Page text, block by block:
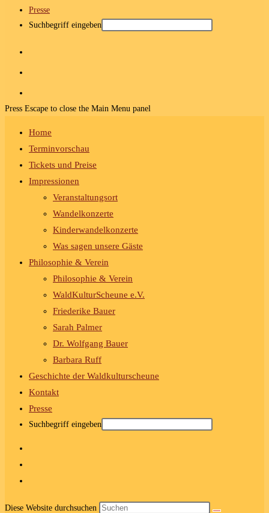
Presse
Suchbegriff eingeben
Press Escape to close the Main Menu panel
Home
Terminvorschau
Tickets und Preise
Impressionen
Veranstaltungsort
Wandelkonzerte
Kinderwandelkonzerte
Was sagen unsere Gäste
Philosophie & Verein
Philosophie & Verein
WaldKulturScheune e.V.
Friederike Bauer
Sarah Palmer
Dr. Wolfgang Bauer
Barbara Ruff
Geschichte der Waldkulturscheune
Kontakt
Presse
Suchbegriff eingeben
Diese Website durchsuchen